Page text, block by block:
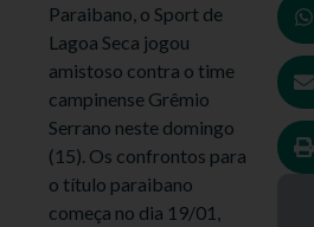
Paraibano, o Sport de
Lagoa Seca jogou
amistoso contra o time
campinense Grêmio
Serrano neste domingo
(15). Os confrontos para
o título paraibano
começa no dia 19/01,